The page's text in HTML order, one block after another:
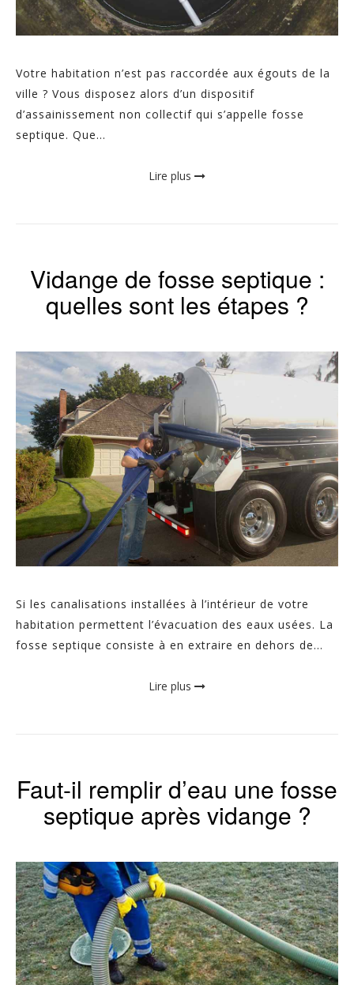
Votre habitation n’est pas raccordée aux égouts de la
ville ? Vous disposez alors d’un dispositif
d’assainissement non collectif qui s’appelle fosse
septique. Que...
Lire plus
Vidange de fosse septique :
quelles sont les étapes ?
Si les canalisations installées à l’intérieur de votre
habitation permettent l’évacuation des eaux usées. La
fosse septique consiste à en extraire en dehors de...
Lire plus
Faut-il remplir d’eau une fosse
septique après vidange ?